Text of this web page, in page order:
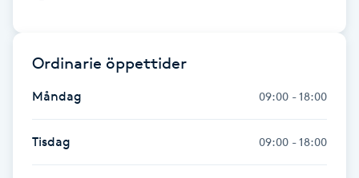
Huduppstramning
Hudvård
Hyaluronsyra
Ordinarie öppettider
Måndag 09:00 - 18:00
Tisdag 09:00 - 18:00